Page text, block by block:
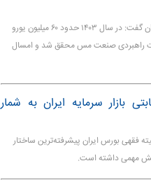
مدیر بومی‌سازی شرکت ملی صنایع مس ایران گفت: در سال ۱۴۰۳ حدود ۶۰ میلیون یورو
راهبردی صنعت مس محقق شد و امسال
بازار سرمایه ایران به شمار
فقهی بورس ایران پیشرفته‌ترین ساختار
نقش مهمی داشته است.